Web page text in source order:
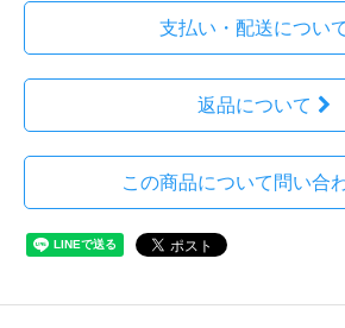
支払い・配送につい
返品について
この商品について問い合